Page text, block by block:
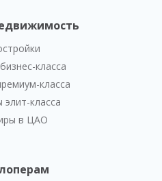
класса
класса
элит-класса
в ЦАО